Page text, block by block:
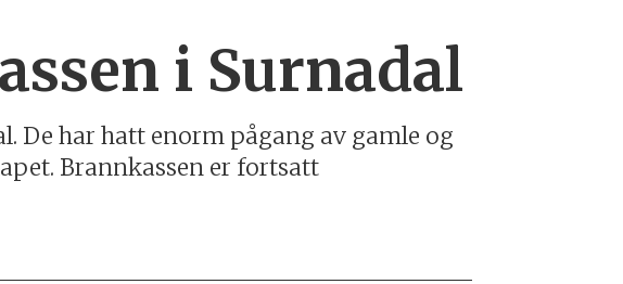
i Surnadal
De har hatt enorm pågang av gamle og
Brannkassen er fortsatt